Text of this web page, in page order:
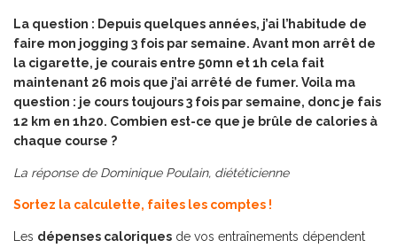
La question : Depuis quelques années, j’ai l’habitude de
faire mon jogging 3 fois par semaine. Avant mon arrêt de
la cigarette, je courais entre 50mn et 1h cela fait
maintenant 26 mois que j’ai arrêté de fumer. Voila ma
question : je cours toujours 3 fois par semaine, donc je fais
12 km en 1h20. Combien est-ce que je brûle de calories à
chaque course ?
La réponse de Dominique Poulain, diététicienne
Sortez la calculette, faites les comptes !
Les dépenses caloriques de vos entraînements dépendent